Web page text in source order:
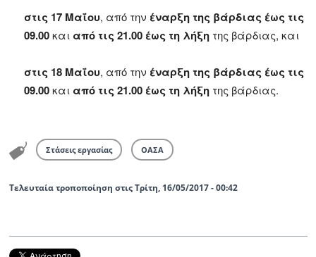
στις 17 Μαΐου, από την έναρξη της βάρδιας έως τις
09.00και από τις 21.00 έως τη λήξη της βάρδιας, και
στις 18 Μαΐου, από την έναρξη της βάρδιας έως τις
09.00και από τις 21.00 έως τη λήξη της βάρδιας.
Στάσεις εργασίας ΟΑΣΑ
Τελευταία τροποποίηση στις Τρίτη, 16/05/2017 - 00:42